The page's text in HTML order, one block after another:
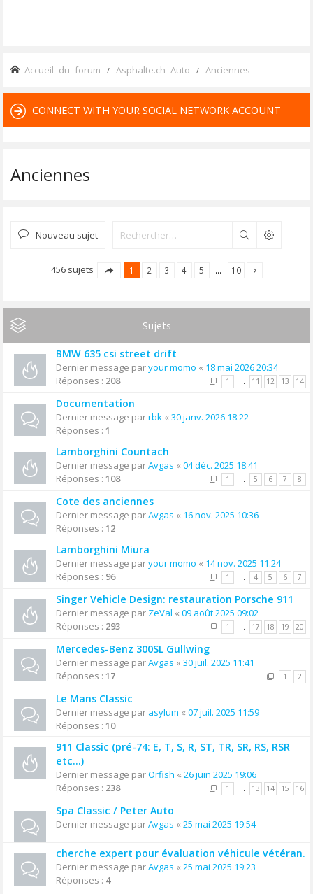
Accueil du forum Asphalte.ch Auto Anciennes
CONNECT WITH YOUR SOCIAL NETWORK ACCOUNT
Anciennes
Nouveau sujet Rechercher
456 sujets 1 2 3 4 5 … 10
Sujets
BMW 635 csi street drift
Dernier message paryour momo « 18 mai 2026 20:34
Réponses : 208 1 … 11 12 13 14
Documentation
Dernier message parrbk « 30 janv. 2026 18:22
Réponses : 1
Lamborghini Countach
Dernier message parAvgas « 04 déc. 2025 18:41
Réponses : 108 1 … 5 6 7 8
Cote des anciennes
Dernier message parAvgas « 16 nov. 2025 10:36
Réponses : 12
Lamborghini Miura
Dernier message paryour momo « 14 nov. 2025 11:24
Réponses : 96 1 … 4 5 6 7
Singer Vehicle Design: restauration Porsche 911
Dernier message par ZeVal « 09 août 2025 09:02
Réponses : 293 1 … 17 18 19 20
Mercedes-Benz 300SL Gullwing
Dernier message parAvgas « 30 juil. 2025 11:41
Réponses : 17 1 2
Le Mans Classic
Dernier message par asylum « 07 juil. 2025 11:59
Réponses : 10
911 Classic (pré-74: E, T, S, R, ST, TR, SR, RS, RSR
etc...)
Dernier message parOrfish « 26 juin 2025 19:06
Réponses : 238 1 … 13 14 15 16
Spa Classic / Peter Auto
Dernier message parAvgas « 25 mai 2025 19:54
cherche expert pour évaluation véhicule vétéran.
Dernier message parAvgas « 25 mai 2025 19:23
Réponses : 4